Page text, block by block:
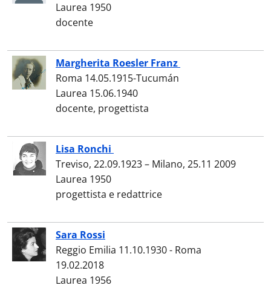
Laurea 1950
docente
Margherita Roesler Franz
Roma 14.05.1915-Tucumán
Laurea 15.06.1940
docente, progettista
Lisa Ronchi
Treviso, 22.09.1923 – Milano, 25.11 2009
Laurea 1950
progettista e redattrice
Sara Rossi
Reggio Emilia 11.10.1930 - Roma
19.02.2018
Laurea 1956